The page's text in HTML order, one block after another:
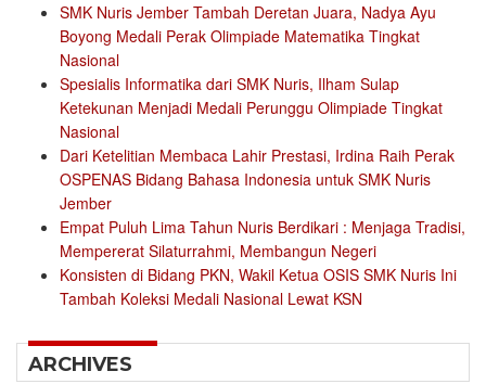
SMK Nuris Jember Tambah Deretan Juara, Nadya Ayu
Boyong Medali Perak Olimpiade Matematika Tingkat
Nasional
Spesialis Informatika dari SMK Nuris, Ilham Sulap
Ketekunan Menjadi Medali Perunggu Olimpiade Tingkat
Nasional
Dari Ketelitian Membaca Lahir Prestasi, Irdina Raih Perak
OSPENAS Bidang Bahasa Indonesia untuk SMK Nuris
Jember
Empat Puluh Lima Tahun Nuris Berdikari : Menjaga Tradisi,
Mempererat Silaturrahmi, Membangun Negeri
Konsisten di Bidang PKN, Wakil Ketua OSIS SMK Nuris Ini
Tambah Koleksi Medali Nasional Lewat KSN
ARCHIVES